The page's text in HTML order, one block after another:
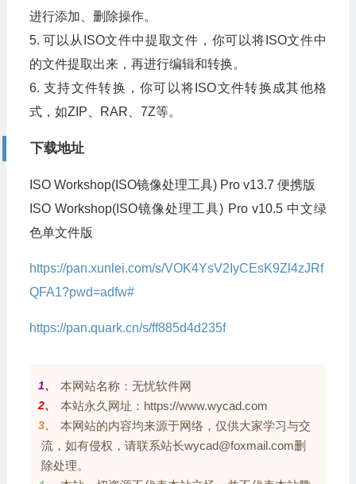
进行添加、删除操作。
5. 可以从ISO文件中提取文件，你可以将ISO文件中
的文件提取出来，再进行编辑和转换。
6. 支持文件转换，你可以将ISO文件转换成其他格
式，如ZIP、RAR、7Z等。
下载地址
ISO Workshop(ISO镜像处理工具) Pro v13.7 便携版
ISO Workshop(ISO镜像处理工具) Pro v10.5 中文绿
色单文件版
https://pan.xunlei.com/s/VOK4YsV2IyCEsK9Zl4zJRf
QFA1?pwd=adfw#
https://pan.quark.cn/s/ff885d4d235f
1、 本网站名称：无忧软件网
2、 本站永久网址：https://www.wycad.com
3、
本网站的内容均来源于网络，仅供大家学习与交
流，如有侵权，请联系站长wycad@foxmail.com删
除处理。